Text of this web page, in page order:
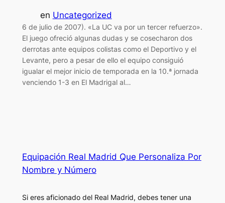
en Uncategorized
6 de julio de 2007). «La UC va por un tercer refuerzo».
El juego ofreció algunas dudas y se cosecharon dos
derrotas ante equipos colistas como el Deportivo y el
Levante, pero a pesar de ello el equipo consiguió
igualar el mejor inicio de temporada en la 10.ª jornada
venciendo 1-3 en El Madrigal al…
Equipación Real Madrid Que Personaliza Por
Nombre y Número
Si eres aficionado del Real Madrid, debes tener una